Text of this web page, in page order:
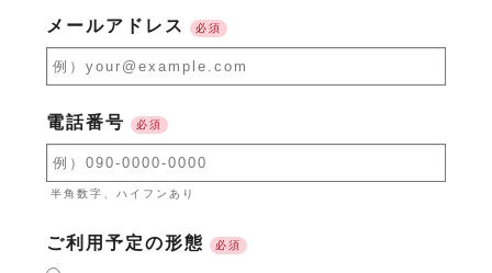
メールアドレス 必須
電話番号 必須
半角数字、ハイフンあり
ご利用予定の形態 必須